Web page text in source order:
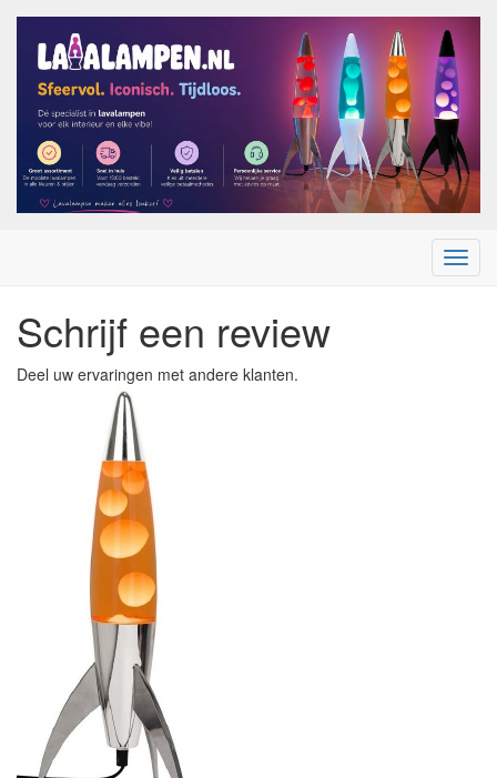
Menu
Schrijf een review
Deel uw ervaringen met andere klanten.